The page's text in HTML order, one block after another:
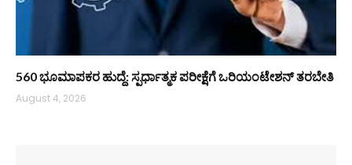
560 ಭೂಮಾಪಕರ ಹುದ್ದೆ: ಸ್ಪರ್ಧಾತ್ಮಕ ಪರೀಕ್ಷೆಗೆ ಒರಿಯಂಟೇಶನ್ ತರಬೇತಿ
August 4, 2026